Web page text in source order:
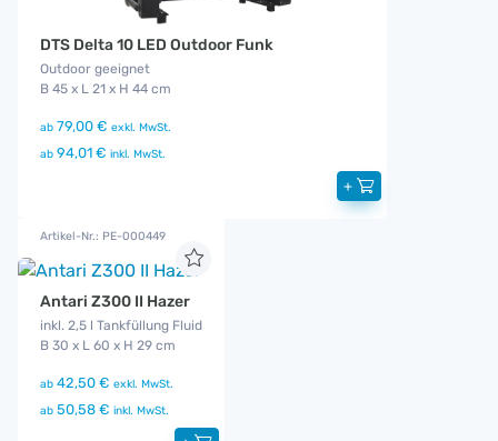
DTS Delta 10 LED Outdoor Funk
Outdoor geeignet
B 45 x L 21 x H 44 cm
ab 79,00 € exkl. MwSt.
ab 94,01 € inkl. MwSt.
+
Artikel-Nr.: PE-000449
Antari Z300 II Hazer
inkl. 2,5 l Tankfüllung Fluid
B 30 x L 60 x H 29 cm
ab 42,50 € exkl. MwSt.
ab 50,58 € inkl. MwSt.